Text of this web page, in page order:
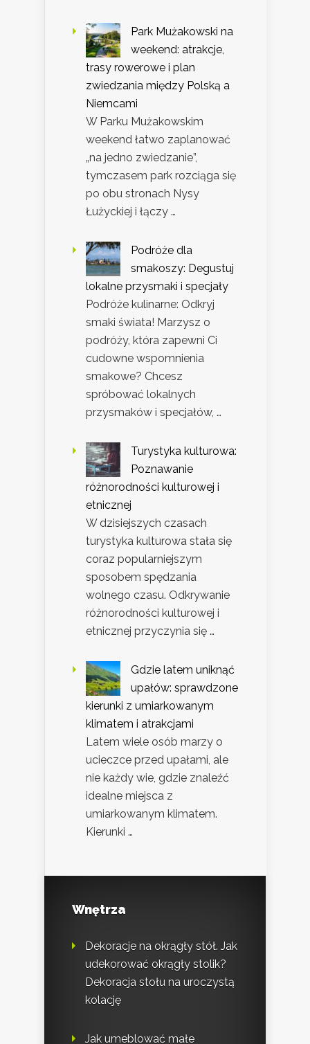
Park Mużakowski na
weekend: atrakcje,
trasy rowerowe i plan
zwiedzania między Polską a
Niemcami
W Parku Mużakowskim
weekend łatwo zaplanować
„na jedno zwiedzanie”,
tymczasem park rozciąga się
po obu stronach Nysy
Łużyckiej i łączy …
Podróże dla
smakoszy: Degustuj
lokalne przysmaki i specjały
Podróże kulinarne: Odkryj
smaki świata! Marzysz o
podróży, która zapewni Ci
cudowne wspomnienia
smakowe? Chcesz
spróbować lokalnych
przysmaków i specjałów, …
Turystyka kulturowa:
Poznawanie
różnorodności kulturowej i
etnicznej
W dzisiejszych czasach
turystyka kulturowa stała się
coraz popularniejszym
sposobem spędzania
wolnego czasu. Odkrywanie
różnorodności kulturowej i
etnicznej przyczynia się …
Gdzie latem uniknąć
upałów: sprawdzone
kierunki z umiarkowanym
klimatem i atrakcjami
Latem wiele osób marzy o
ucieczce przed upałami, ale
nie każdy wie, gdzie znaleźć
idealne miejsca z
umiarkowanym klimatem.
Kierunki …
Wnętrza
Dekoracje na okrągły stół. Jak
udekorować okrągły stolik?
Dekoracja stołu na uroczystą
kolację
Jak umeblować małe